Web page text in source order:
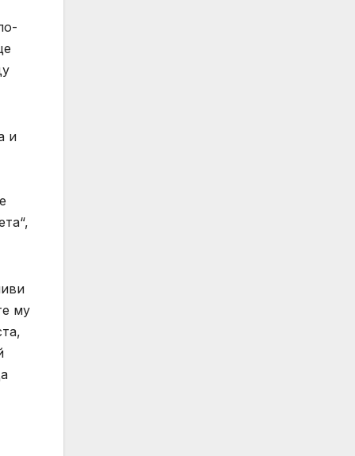
и
му